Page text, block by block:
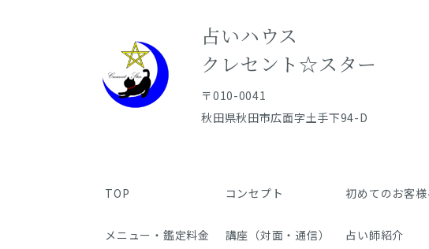
占いハウス
​​​​​​​クレセント☆スター
〒010-0041
秋田県秋田市広面字土手下94-D
TOP
メニュー・鑑定料金
コンセプト
講座（対面・通信）
初めてのお客様
占い師紹介